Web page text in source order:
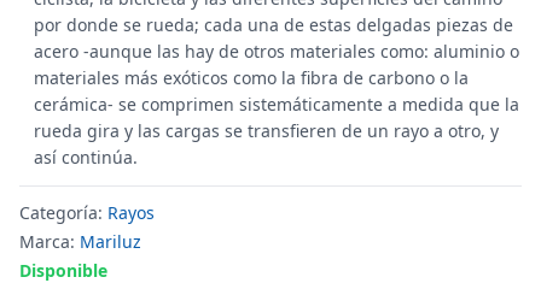
por donde se rueda; cada una de estas delgadas piezas de
acero -aunque las hay de otros materiales como: aluminio o
materiales más exóticos como la fibra de carbono o la
cerámica- se comprimen sistemáticamente a medida que la
rueda gira y las cargas se transfieren de un rayo a otro, y
así continúa.
Categoría: Rayos
Marca: Mariluz
Disponible